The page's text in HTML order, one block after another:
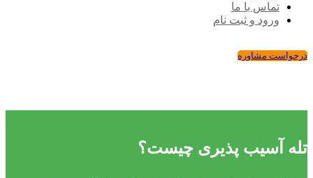
تماس با ما
ورود و ثبت نام
درخواست مشاوره
تله آسیب پذیری چیست؟